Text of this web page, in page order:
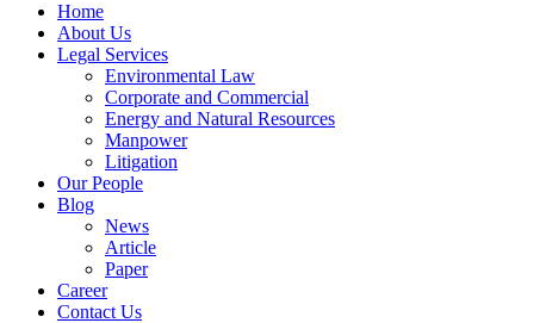
Home
About Us
Legal Services
Environmental Law
Corporate and Commercial
Energy and Natural Resources
Manpower
Litigation
Our People
Blog
News
Article
Paper
Career
Contact Us